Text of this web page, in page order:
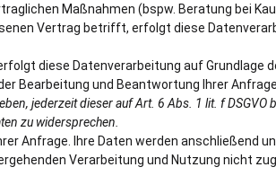
Maßnahmen (bspw. Beratung bei
Vertrag betrifft, erfolgt diese
diese Datenverarbeitung auf Grundlage
Bearbeitung und Beantwortung Ihrer Anfrage.
jederzeit dieser auf Art. 6 Abs. 1 lit. f DSGVO
zu widersprechen.
Anfrage. Ihre Daten werden anschließend
Verarbeitung und Nutzung nicht